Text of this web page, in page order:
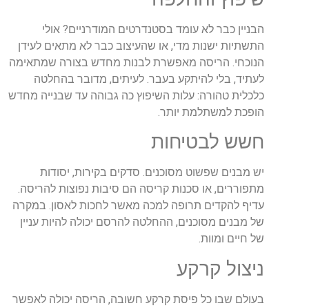
הבניין כבר לא עומד בסטנדרטים המודרניים? אולי
התשתיות ישנות מדי, או שהעיצוב כבר לא מתאים לעידן
הנוכחי. הריסה מאפשרת לבנות מחדש בצורה שמתאימה
לעתיד, בלי להיתקע בעבר. לעיתים, מדובר בהחלטה
כלכלית טהורה: עלות השיפוץ כה גבוהה עד שבנייה מחדש
הופכת למשתלמת יותר.
חשש לבטיחות
יש מבנים שפשוט מסוכנים. סדקים בקירות, יסודות
מתפוררים, או סכנות קריסה הם סיבות נפוצות להריסה.
עדיף להקדים תרופה למכה מאשר לחכות לאסון. במקרה
של מבנים מסוכנים, ההחלטה להרסם יכולה להיות עניין
של חיים ומוות.
ניצול קרקע
בעולם שבו כל פיסת קרקע חשובה, הריסה יכולה לאפשר